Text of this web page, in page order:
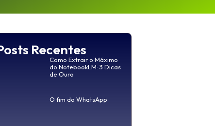
Recentes
Como Extrair o Máximo
do NotebookLM: 3 Dicas
de Ouro
O fim do WhatsApp